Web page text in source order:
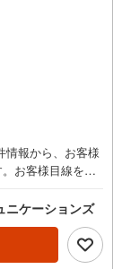
情報から、お客様
お客様目線を大
セスの好立地地
駅から「名古
・通学や休日のお
な家づくりが叶
ケーションズ